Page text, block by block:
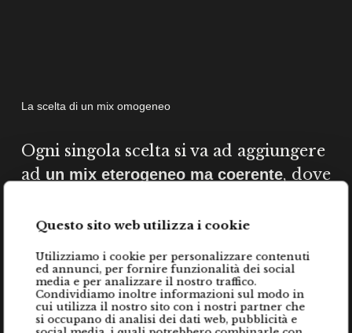
Questo sito web utilizza i cookie
Utilizziamo i cookie per personalizzare contenuti
ed annunci, per fornire funzionalità dei social
media e per analizzare il nostro traffico.
Condividiamo inoltre informazioni sul modo in
cui utilizza il nostro sito con i nostri partner che
si occupano di analisi dei dati web, pubblicità e
La scelta di un mix omogeneo
Ogni singola scelta si va ad aggiungere
ad un mix eterogeneo ma coerente, dove
un’eleganza senza tempo,nulla è
su specifiche esigenze.
Scopri tutte le personalizzazioni ›